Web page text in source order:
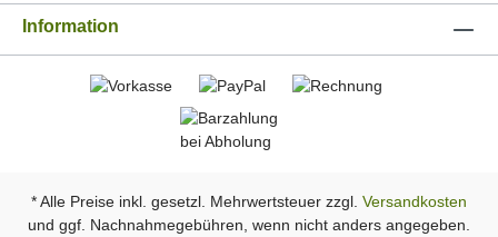
Information
* Alle Preise inkl. gesetzl. Mehrwertsteuer zzgl. Versandkosten
und ggf. Nachnahmegebühren, wenn nicht anders angegeben.